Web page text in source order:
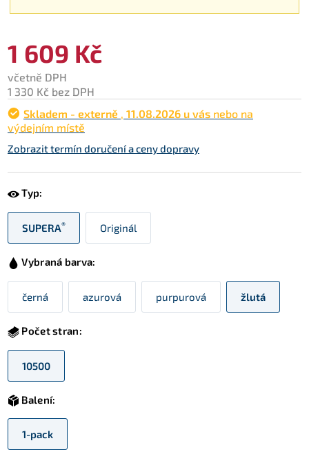
1 609 Kč
včetně DPH
1 330 Kč bez DPH
Skladem - externě , 11.08.2026 u vás nebo na
výdejním místě
Zobrazit termín doručení a ceny dopravy
Typ:
SUPERA® Originál
Vybraná barva:
černá azurová purpurová žlutá
Počet stran:
10500
Balení:
1-pack